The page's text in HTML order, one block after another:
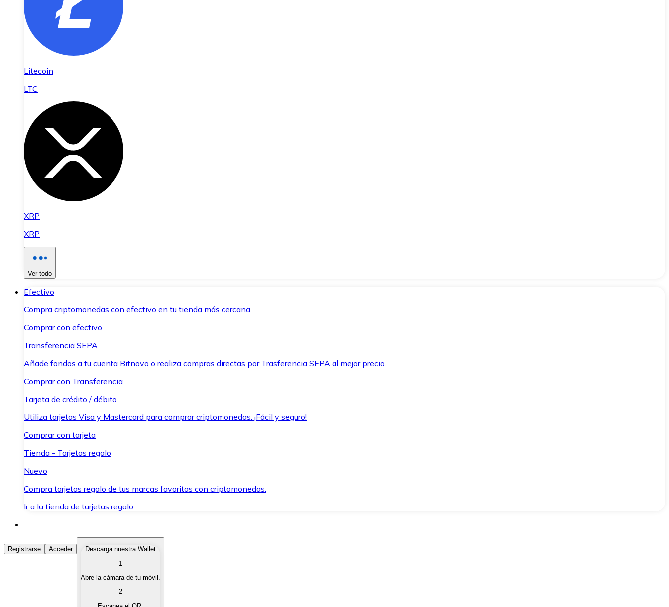
Litecoin
LTC
XRP
XRP
Ver todo
Efectivo
Compra criptomonedas con efectivo en tu tienda más cercana.
Comprar con efectivo
Transferencia SEPA
Añade fondos a tu cuenta Bitnovo o realiza compras directas por Trasferencia SEPA al mejor precio.
Comprar con Transferencia
Tarjeta de crédito / débito
Utiliza tarjetas Visa y Mastercard para comprar criptomonedas. ¡Fácil y seguro!
Comprar con tarjeta
Tienda - Tarjetas regalo
Nuevo
Compra tarjetas regalo de tus marcas favoritas con criptomonedas.
Ir a la tienda de tarjetas regalo
Comprar Criptomonedas
Compra criptomonedas con diferentes métodos de pago.
Vende tus criptomonedas de forma rápida y segura.
Registrarse Acceder
Descarga nuestra Wallet
1
Abre la cámara de tu móvil.
2